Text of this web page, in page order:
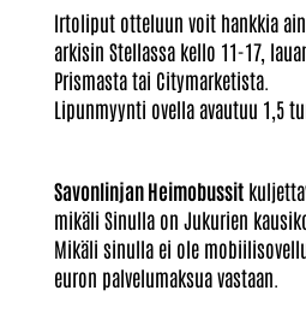
Irtoliput otteluun voit hankkia
arkisin Stellassa kello 11-17,
Prismasta tai Citymarketista.
Lipunmyynti ovella avautuu 1,5
​​​Savonlinjan Heimobussit
mikäli Sinulla on Jukurien
Mikäli sinulla ei ole
euron palvelumaksua vastaan.